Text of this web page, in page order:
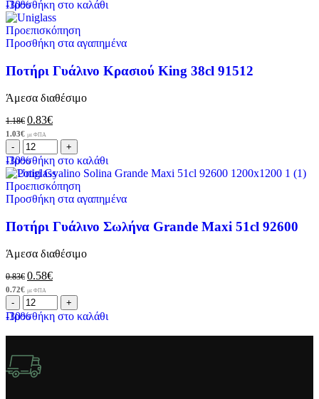
-30%
Προσθήκη στο καλάθι
-30%
Προεπισκόπηση
Προσθήκη στα αγαπημένα
Ποτήρι Γυάλινο Κρασιού King 38cl 91512
Άμεσα διαθέσιμο
1.18€ 0.83€
1.03€ με ΦΠΑ
Προσθήκη στο καλάθι
-30%
Προεπισκόπηση
Προσθήκη στα αγαπημένα
Ποτήρι Γυάλινο Σωλήνα Grande Maxi 51cl 92600
Άμεσα διαθέσιμο
0.83€ 0.58€
0.72€ με ΦΠΑ
Προσθήκη στο καλάθι